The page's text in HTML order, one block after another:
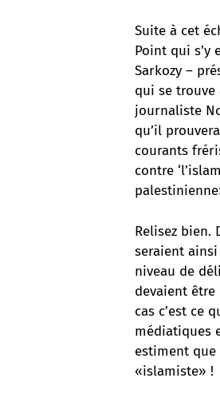
Suite à cet
Point qui s’y
Sarkozy –
qui se trouve
journaliste
qu’il
courants
contre
Relisez bien.
seraient
niveau de
devaient
cas c’est ce
médiatiques
estiment
«islamiste» !